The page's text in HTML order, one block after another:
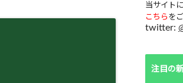
当サイト
こちら を
twitter:
注目の